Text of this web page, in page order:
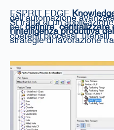
ESPRIT EDGE
dell’automazione
Si tratta di
per definire, centralizzare
l’intelligenza produttiva
coerenti processi,
strategie di lavorazione